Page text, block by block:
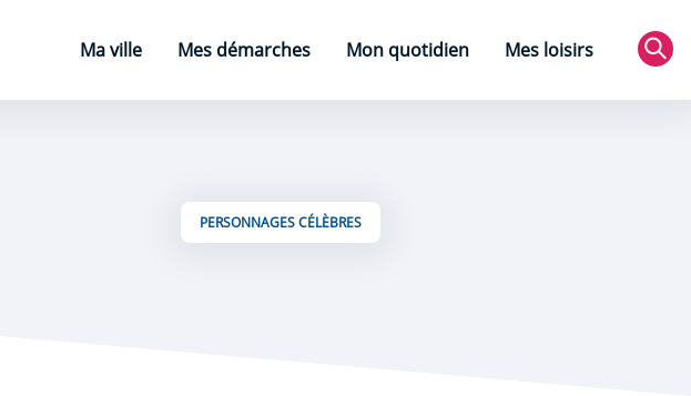
Ma ville
Mes démarches Mon quotidien
Mes loisirs
PERSONNAGES CÉLÈBRES